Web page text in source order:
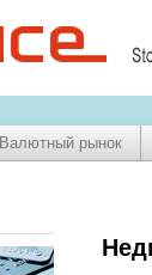
Валютный рынок